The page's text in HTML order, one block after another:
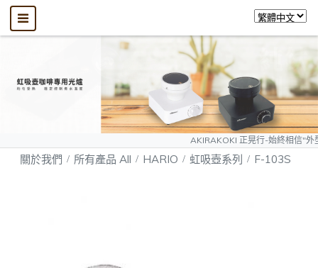
AKIRAKOKI 正晃行-始終相信"
關於我們 所有產品 All HARIO 虹吸壺系列 F-103S